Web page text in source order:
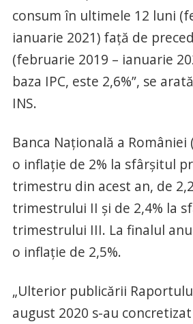
consum în ultimele 12 luni
ianuarie 2021) faţă de
(februarie 2019 – ianuarie
baza IPC, este 2,6%”, se
INS.
Banca Naţională a României
o inflaţie de 2% la sfârşitul
trimestru din acest an, de
trimestrului II şi de 2,4% la
trimestrului III. La finalul
o inflaţie de 2,5%.
„Ulterior publicării
august 2020 s-au